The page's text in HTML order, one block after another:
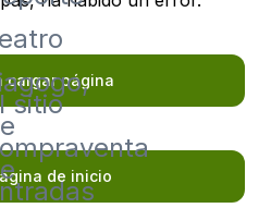
sitio
cargar página
de inicio